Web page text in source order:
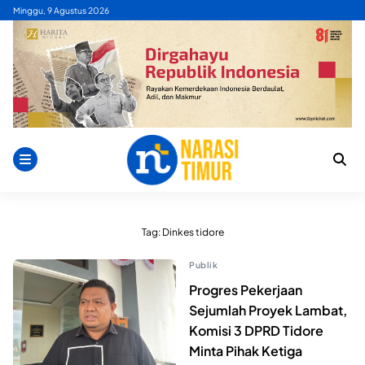
Skip
content
Minggu, 9 Agustus 2026
Tag: Dinkes tidore
Publik
Progres Pekerjaan
Sejumlah Proyek Lambat,
Komisi 3 DPRD Tidore
Minta Pihak Ketiga